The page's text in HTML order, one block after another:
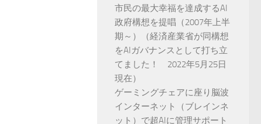
市民の最大幸福を達成するAI
政府構想を提唱（2007年上半
期～）（経済産業省が同構想
をAIガバナンスとして打ち立
てました！ 2022年5月25日
現在）
ゲーミングチェアに座り脳波
インターネット（ブレインネ
ット）で超AIに管理サポート